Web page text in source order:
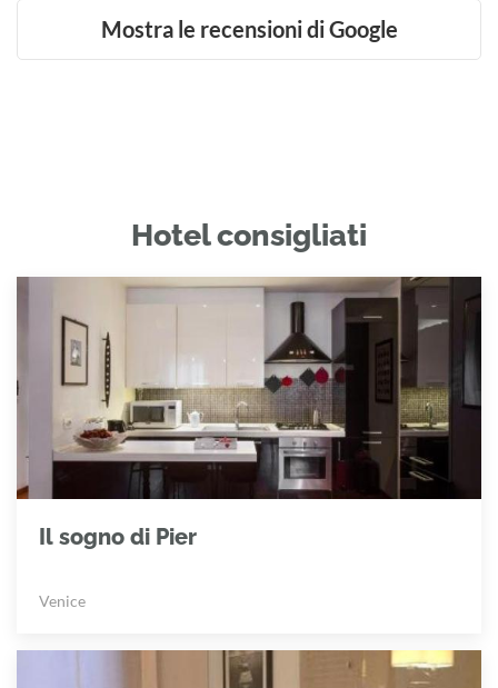
Mostra le recensioni di Google
Hotel consigliati
Il sogno di Pier
Venice